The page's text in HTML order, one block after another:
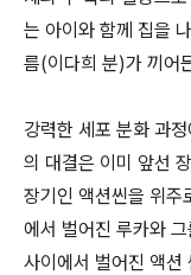
는 아이와 함께 집을
름(이다희 분)가 끼어
강력한 세포 분화 과
의 대결은 이미 앞선
장기인 액션씬을 위주
에서 벌어진 루카와
사이에서 벌어진 액션